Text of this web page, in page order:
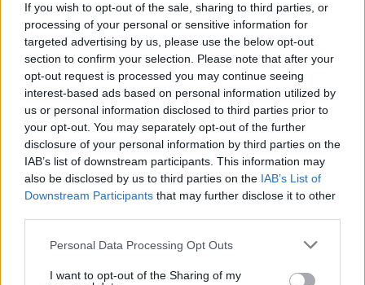
If you wish to opt-out of the sale, sharing to third parties, or
processing of your personal or sensitive information for
targeted advertising by us, please use the below opt-out
section to confirm your selection. Please note that after your
opt-out request is processed you may continue seeing
interest-based ads based on personal information utilized by
us or personal information disclosed to third parties prior to
your opt-out. You may separately opt-out of the further
disclosure of your personal information by third parties on the
IAB’s list of downstream participants. This information may
also be disclosed by us to third parties on the IAB’s List of
Downstream Participants that may further disclose it to other
Please note that this website/app uses one or more Google
not limited to your visit or usage behaviour. You may click to
Personal Data Processing Opt Outs
I want to opt-out of the Sharing of my
RECEPT
Mákos guba új köntösben: kávéként is